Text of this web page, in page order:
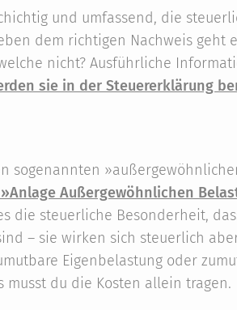
und umfassend, die
dem richtigen Nachweis geht
nicht? Ausführliche
sie in der Steuererklärung
sogenannten
Außergewöhnlichen
die steuerliche Besonderheit,
– sie wirken sich steuerlich
Eigenbelastung oder
musst du die Kosten allein tragen.